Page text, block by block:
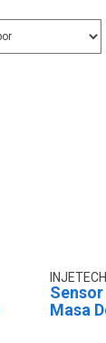
INJETECH
Sensor
Masa